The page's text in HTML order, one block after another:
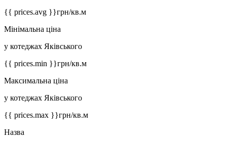
{{ prices.avg }}грн/кв.м
Мінімальна ціна
у котеджах Яківського
{{ prices.min }}грн/кв.м
Максимальна ціна
у котеджах Яківського
{{ prices.max }}грн/кв.м
Назва